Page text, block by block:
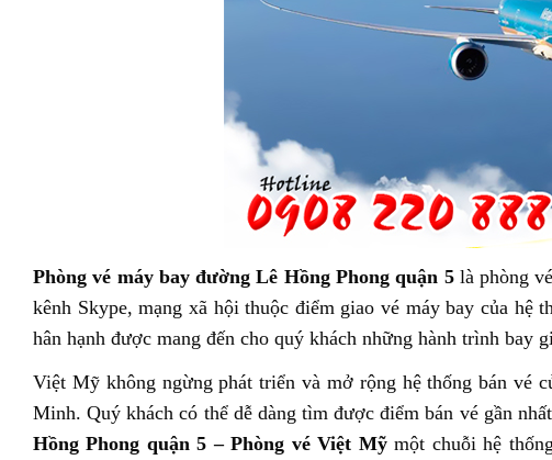
Phòng vé máy bay đường Lê Hồng Phong quận 5là phòng
kênh Skype, mạng xã hội thuộc điểm giao vé máy bay của
hân hạnh được mang đến cho quý khách những hành trình bay
Việt Mỹ không ngừng phát triển và mở rộng hệ thống bán vé
Minh. Quý khách có thể dễ dàng tìm được điểm bán vé gần
Hồng Phong quận 5 – Phòng vé Việt Mỹmột chuỗi hệ